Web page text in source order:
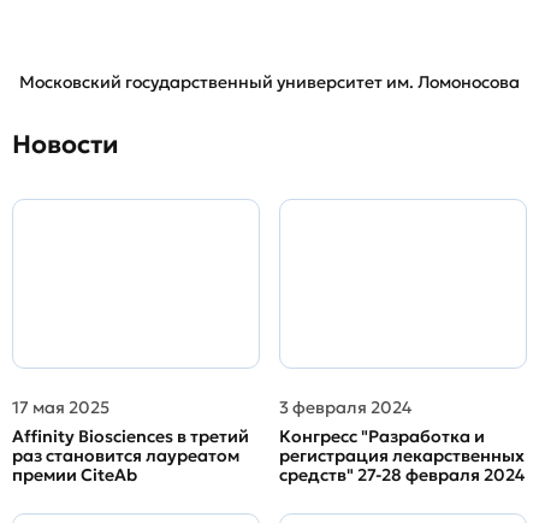
Московский государственный университет им. Ломоносова
Новости
17 мая 2025
Affinity Biosciences в третий
раз становится лауреатом
премии CiteAb
3 февраля 2024
Конгресс "Разработка и
регистрация лекарственных
средств" 27-28 февраля 2024